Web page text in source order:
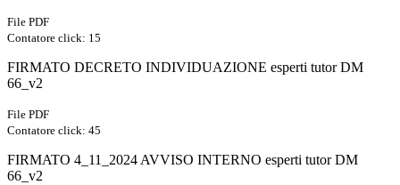
File PDF
Contatore click: 15
FIRMATO DECRETO INDIVIDUAZIONE esperti tutor DM
66_v2
File PDF
Contatore click: 45
FIRMATO 4_11_2024 AVVISO INTERNO esperti tutor DM
66_v2